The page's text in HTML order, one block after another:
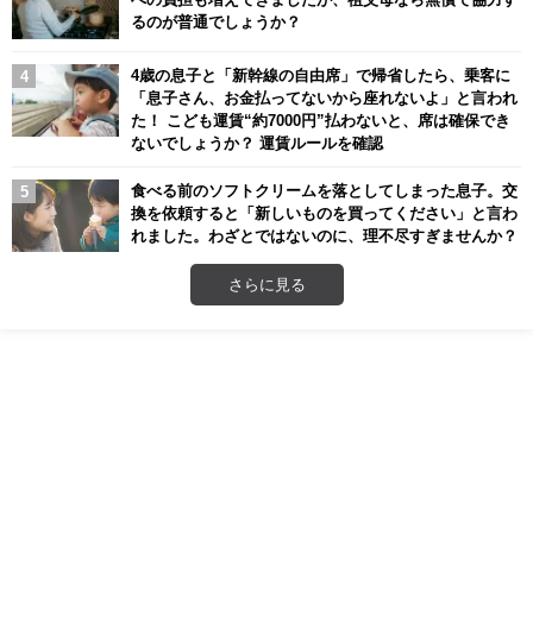
るのが普通でしょうか？
4歳の息子と「新幹線の自由席」で帰省したら、乗客に
「息子さん、お金払ってないから座れないよ」と言われ
た！ こども運賃“約7000円”払わないと、席は確保でき
ないでしょうか？ 運賃ルールを確認
食べる前のソフトクリームを落としてしまった息子。交
換を依頼すると「新しいものを買ってください」と言わ
れました。わざとではないのに、理不尽すぎませんか？
さらに見る